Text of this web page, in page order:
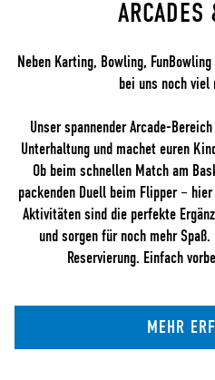
ARCADES
Neben Karting, Bowling,
bei uns noch viel
Unser spannender Arcade-
Unterhaltung und machet euren
Ob beim schnellen Match am
packenden Duell beim Flipper –
Aktivitäten sind die perfekte
und sorgen für noch mehr
Reservierung. Einfach
MEHR